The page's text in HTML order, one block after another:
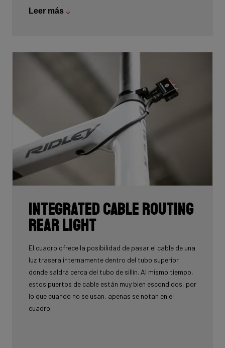
está llevando esta tecnología a otros segmentos.
Leer más
Integrated cable routing
rear light
El cuadro ofrece la posibilidad de pasar el cable de una
luz trasera internamente dentro del tubo superior
donde saldrá cerca del tubo de sillín. Al mismo tiempo,
estos puertos de cable están muy bien escondidos, por
lo que cuando no se usan, apenas se notan en el
cuadro.